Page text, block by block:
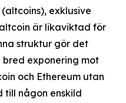
exklusive
är likaviktad för
struktur gör det
exponering mot
och Ethereum utan
någon enskild